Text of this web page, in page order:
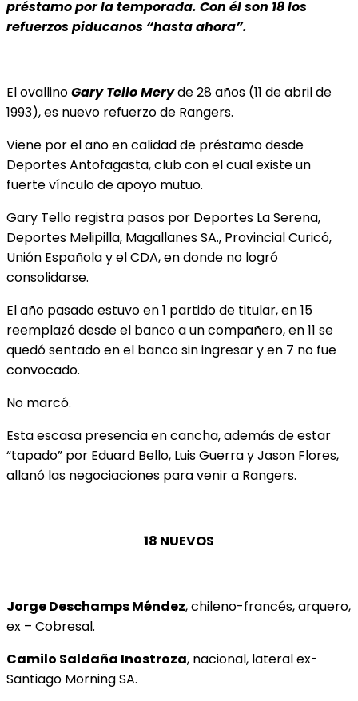
préstamo por la temporada. Con él son 18 los
refuerzos piducanos “hasta ahora”.
El ovallinoGary Tello Meryde 28 años (11 de abril de
1993), es nuevo refuerzo de Rangers.
Viene por el año en calidad de préstamo desde
Deportes Antofagasta, club con el cual existe un
fuerte vínculo de apoyo mutuo.
Gary Tello registra pasos por Deportes La Serena,
Deportes Melipilla, Magallanes SA., Provincial Curicó,
Unión Española y el CDA, en donde no logró
consolidarse.
El año pasado estuvo en 1 partido de titular, en 15
reemplazó desde el banco a un compañero, en 11 se
quedó sentado en el banco sin ingresar y en 7 no fue
convocado.
No marcó.
Esta escasa presencia en cancha, además de estar
“tapado” por Eduard Bello, Luis Guerra y Jason Flores,
allanó las negociaciones para venir a Rangers.
18 NUEVOS
Jorge Deschamps Méndez, chileno-francés, arquero,
ex – Cobresal.
Camilo Saldaña Inostroza, nacional, lateral ex-
Santiago Morning SA.